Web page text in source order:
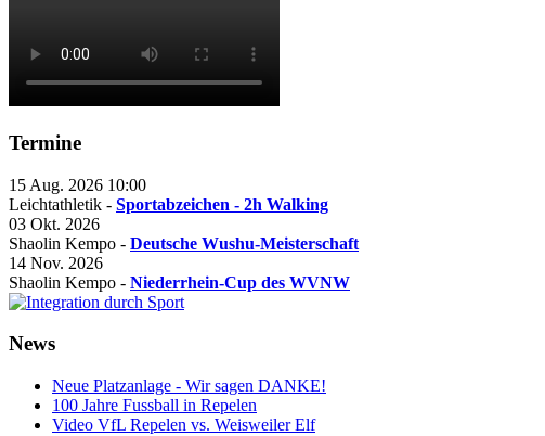
Termine
15 Aug. 2026 10:00
Leichtathletik - Sportabzeichen - 2h Walking
03 Okt. 2026
Shaolin Kempo - Deutsche Wushu-Meisterschaft
14 Nov. 2026
Shaolin Kempo - Niederrhein-Cup des WVNW
News
Neue Platzanlage - Wir sagen DANKE!
100 Jahre Fussball in Repelen
Video VfL Repelen vs. Weisweiler Elf